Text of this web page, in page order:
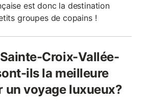
est donc la destination
groupes de copains !
Croix-Vallée-
ils la meilleure
un voyage luxueux?